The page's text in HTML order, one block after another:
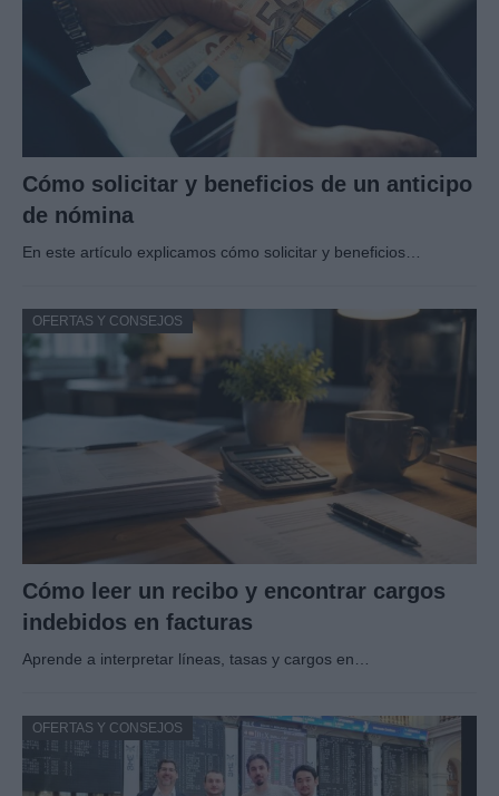
Cómo solicitar y beneficios de un anticipo
de nómina
En este artículo explicamos cómo solicitar y beneficios…
OFERTAS Y CONSEJOS
Cómo leer un recibo y encontrar cargos
indebidos en facturas
Aprende a interpretar líneas, tasas y cargos en…
OFERTAS Y CONSEJOS